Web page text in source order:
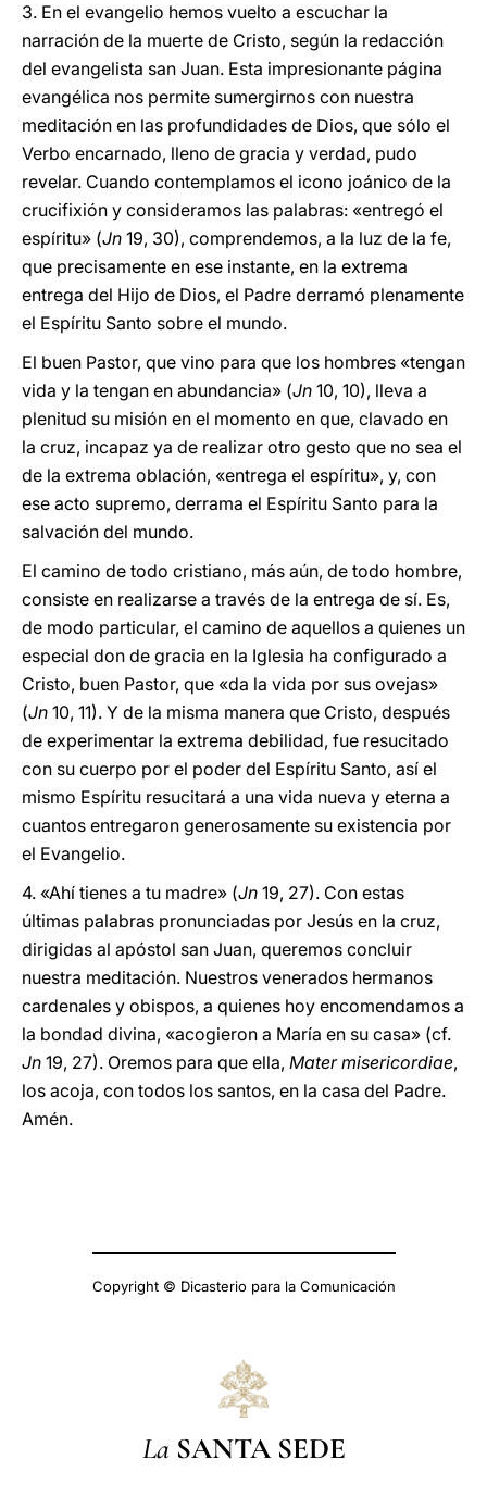
3. En el evangelio hemos vuelto a escuchar la
narración de la muerte de Cristo, según la redacción
del evangelista san Juan. Esta impresionante página
evangélica nos permite sumergirnos con nuestra
meditación en las profundidades de Dios, que sólo el
Verbo encarnado, lleno de gracia y verdad, pudo
revelar. Cuando contemplamos el icono joánico de la
crucifixión y consideramos las palabras: «entregó el
espíritu» (Jn 19, 30), comprendemos, a la luz de la fe,
que precisamente en ese instante, en la extrema
entrega del Hijo de Dios, el Padre derramó plenamente
el Espíritu Santo sobre el mundo.
El buen Pastor, que vino para que los hombres «tengan
vida y la tengan en abundancia» (Jn 10, 10), lleva a
plenitud su misión en el momento en que, clavado en
la cruz, incapaz ya de realizar otro gesto que no sea el
de la extrema oblación, «entrega el espíritu», y, con
ese acto supremo, derrama el Espíritu Santo para la
salvación del mundo.
El camino de todo cristiano, más aún, de todo hombre,
consiste en realizarse a través de la entrega de sí. Es,
de modo particular, el camino de aquellos a quienes un
especial don de gracia en la Iglesia ha configurado a
Cristo, buen Pastor, que «da la vida por sus ovejas»
(Jn 10, 11). Y de la misma manera que Cristo, después
de experimentar la extrema debilidad, fue resucitado
con su cuerpo por el poder del Espíritu Santo, así el
mismo Espíritu resucitará a una vida nueva y eterna a
cuantos entregaron generosamente su existencia por
el Evangelio.
4. «Ahí tienes a tu madre» (Jn 19, 27). Con estas
últimas palabras pronunciadas por Jesús en la cruz,
dirigidas al apóstol san Juan, queremos concluir
nuestra meditación. Nuestros venerados hermanos
cardenales y obispos, a quienes hoy encomendamos a
la bondad divina, «acogieron a María en su casa» (cf.
Jn 19, 27). Oremos para que ella, Mater misericordiae,
los acoja, con todos los santos, en la casa del Padre.
Amén.
Copyright © Dicasterio para la Comunicación
La SANTA SEDE